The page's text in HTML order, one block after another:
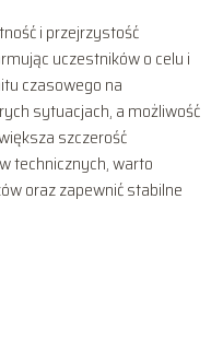
i przejrzystość
uczestników o celu i
czasowego na
sytuacjach, a możliwość
szczerość
technicznych, warto
oraz zapewnić stabilne